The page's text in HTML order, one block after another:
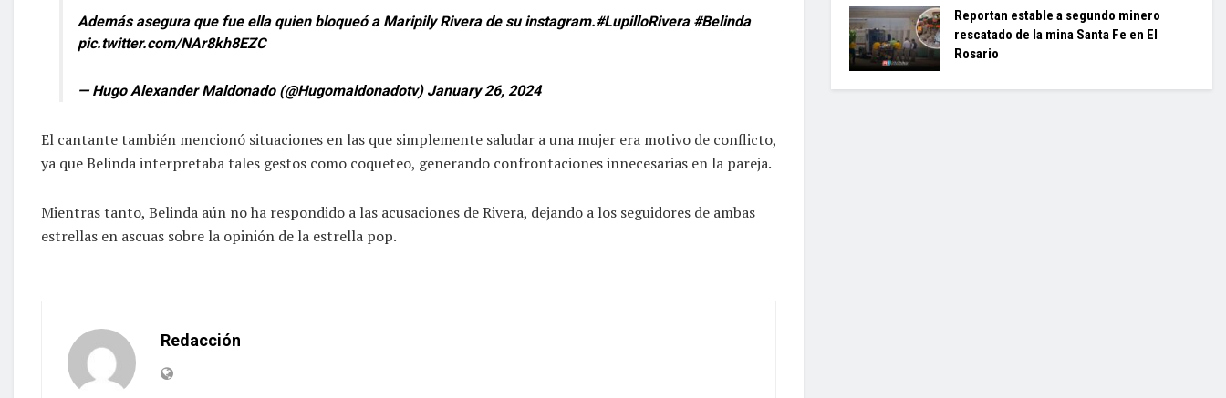
Además asegura que fue ella quien bloqueó a Maripily Rivera de su instagram.#LupilloRivera #Belinda
pic.twitter.com/NAr8kh8EZC
— Hugo Alexander Maldonado (@Hugomaldonadotv) January 26, 2024
El cantante también mencionó situaciones en las que simplemente saludar a una mujer era motivo de conflicto,
ya que Belinda interpretaba tales gestos como coqueteo, generando confrontaciones innecesarias en la pareja.
Mientras tanto, Belinda aún no ha respondido a las acusaciones de Rivera, dejando a los seguidores de ambas
estrellas en ascuas sobre la opinión de la estrella pop.
Redacción
Reportan estable a segundo minero
rescatado de la mina Santa Fe en El
Rosario